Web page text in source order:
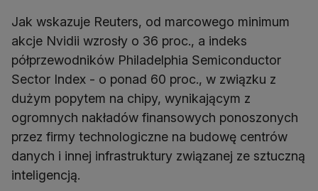
Jak wskazuje Reuters, od marcowego minimum
akcje Nvidii wzrosły o 36 proc., a indeks
półprzewodników Philadelphia Semiconductor
Sector Index - o ponad 60 proc., w związku z
dużym popytem na chipy, wynikającym z
ogromnych nakładów finansowych ponoszonych
przez firmy technologiczne na budowę centrów
danych i innej infrastruktury związanej ze sztuczną
inteligencją.